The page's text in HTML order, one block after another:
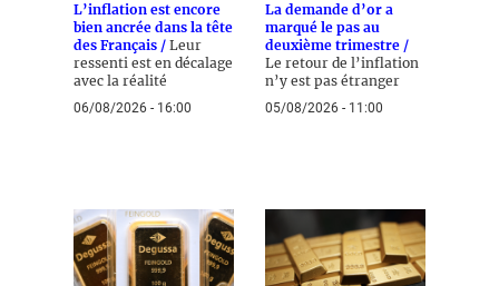
L’inflation est encore
bien ancrée dans la tête
des Français / Leur
ressenti est en décalage
avec la réalité
06/08/2026 - 16:00
La demande d’or a
marqué le pas au
deuxième trimestre /
Le retour de l’inflation
n’y est pas étranger
05/08/2026 - 11:00